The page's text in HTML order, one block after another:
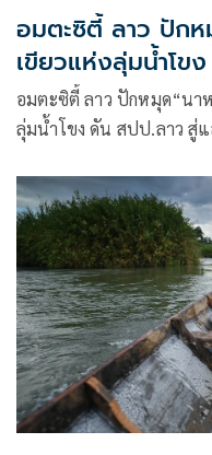
อมตะซิตี้ ลาว ปัก
เขียวแห่งลุ่มน้ำโขง
อมตะซิตี้ ลาว ปักหมุด“นา
ลุ่มน้ำโขง ดัน สปป.ลาว สู่แลนด์ลิงก์ลงทุนบนเส้นทางรถไฟลาว-
การเติบโตทางเศรษฐกิจอย่า